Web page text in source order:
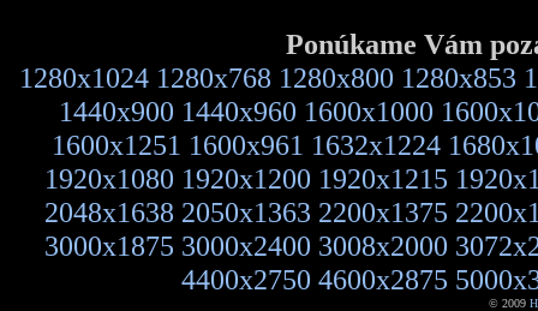
Ponúkame Vám
1280x1024 1280x768 1280x800 1280x853
1440x900 1440x960 1600x1000
1600x1251 1600x961 1632x1224
1920x1080 1920x1200 1920x1215
2048x1638 2050x1363 2200x1375
3000x1875 3000x2400 3008x2000
4400x2750 4600x2875
© 2009